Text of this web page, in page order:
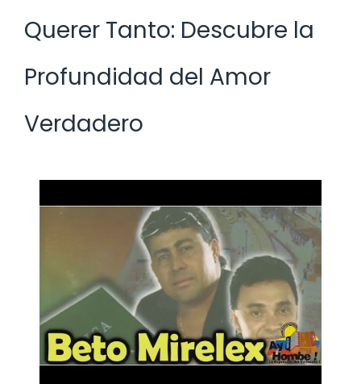
Querer Tanto: Descubre la
Profundidad del Amor
Verdadero